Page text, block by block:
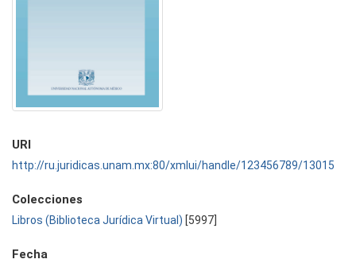
URI
http://ru.juridicas.unam.mx:80/xmlui/handle/123456789/13015
Colecciones
Libros (Biblioteca Jurídica Virtual) [5997]
Fecha